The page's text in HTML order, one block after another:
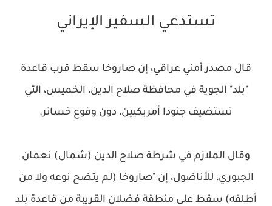
تستدعي السفير الإيراني
قال مصدر أمني عراقي، إن صاروخا سقط قرب قاعدة
"بلد" الجوية في محافظة صلاح الدين، الخميس، التي
تستضيف جنودا أمريكيين، دون وقوع خسائر.
وقال الملازم في شرطة صلاح الدين (شمال) نعمان
الجبوري، للأناضول، إن "صاروخا (لم يتضح نوعه ولا من
أطلقه) سقط على منطقة فضلان القريبة من قاعدة بلد